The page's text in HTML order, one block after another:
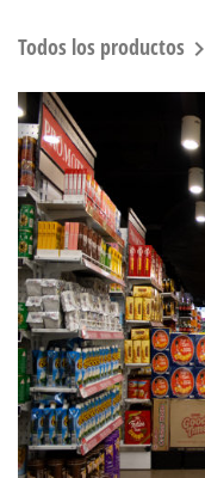
Todos los productos 